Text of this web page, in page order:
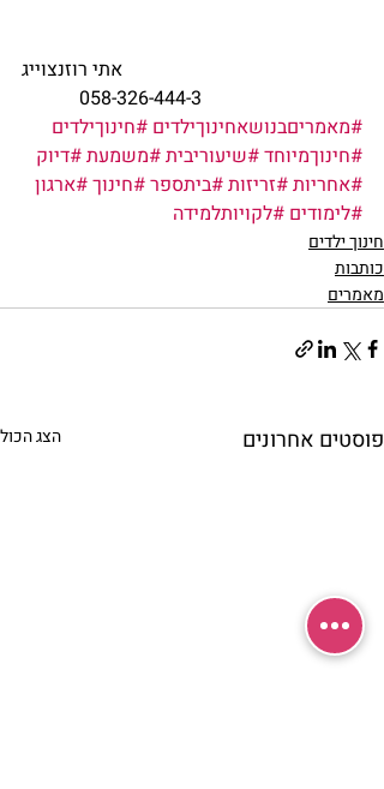
אתי רוזנצוייג
058-326-444-3
#מאמריםבנושאחינוךילדים #חינוךילדים
#חינוךמיוחד#שיעוריבית#משמעת#דיוק
#אחריות#זריזות#ביתספר#חינוך#ארגון
#לימודים #לקויותלמידה
חינוך ילדים
כותבות
מאמרים
פוסטים אחרונים הצג הכול